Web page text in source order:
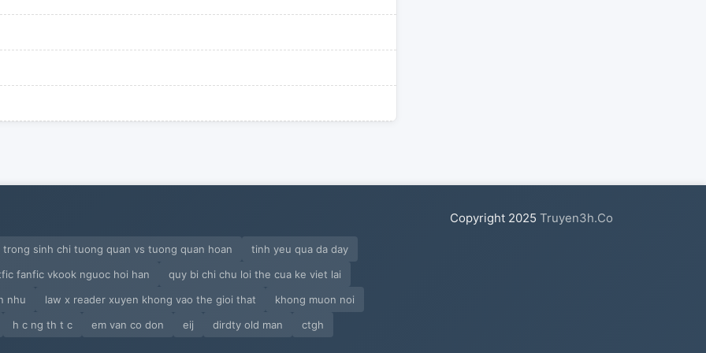
trong sinh chi tuong quan vs tuong quan hoan
tinh yeu qua da day
fanfic vkook nguoc hoi han
quy bi chi chu loi the cua ke viet lai
nhu law x reader xuyen khong vao the gioi that
khong muon noi
h c ng th t c em van co don eij dirdty old man ctgh
Copyright 2025 Truyen3h.Co